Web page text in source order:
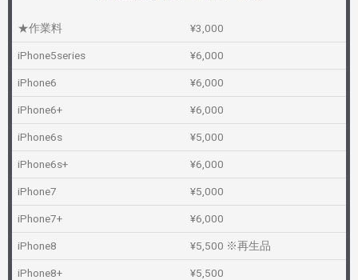
★作業料 ¥3,000
iPhone5series ¥6,000
iPhone6 ¥6,000
iPhone6+ ¥6,000
iPhone6s ¥5,000
iPhone6s+ ¥6,000
iPhone7 ¥5,000
iPhone7+ ¥6,000
iPhone8 ¥5,500 ※再生品
iPhone8+ ¥5,500